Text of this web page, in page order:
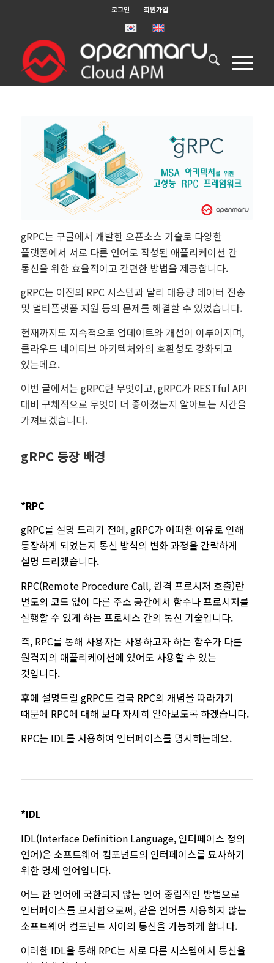
로그인 회원가입
gRPC는 구글에서 개발한 오픈소스 기술로 다양한
플랫폼에서 서로 다른 언어로 작성된 애플리케이션 간
통신을 위한 효율적이고 간편한 방법을 제공합니다.
gRPC는 이전의 RPC 시스템과 달리 대용량 데이터 전송
및 멀티플랫폼 지원 등의 문제를 해결할 수 있었습니다.
현재까지도 지속적으로 업데이트와 개선이 이루어지며,
클라우드 네이티브 아키텍처와의 호환성도 강화되고
있는데요.
이번 글에서는 gRPC란 무엇이고, gRPC가 RESTful API
대비 구체적으로 무엇이 더 좋아졌는지 알아보는 시간을
가져보겠습니다.
gRPC 등장 배경
*RPC
gRPC를 설명 드리기 전에, gRPC가 어떠한 이유로 인해
등장하게 되었는지 통신 방식의 변화 과정을 간략하게
설명 드리겠습니다.
RPC(Remote Procedure Call, 원격 프로시저 호출)란
별도의 코드 없이 다른 주소 공간에서 함수나 프로시저를
실행할 수 있게 하는 프로세스 간의 통신 기술입니다.
즉, RPC를 통해 사용자는 사용하고자 하는 함수가 다른
원격지의 애플리케이션에 있어도 사용할 수 있는
것입니다.
후에 설명드릴 gRPC도 결국 RPC의 개념을 따라가기
때문에 RPC에 대해 보다 자세히 알아보도록 하겠습니다.
RPC는 IDL를 사용하여 인터페이스를 명시하는데요.
*IDL
IDL(Interface Definition Language, 인터페이스 정의
언어)은 소프트웨어 컴포넌트의 인터페이스를 묘사하기
위한 명세 언어입니다.
어느 한 언어에 국한되지 않는 언어 중립적인 방법으로
인터페이스를 묘사함으로써, 같은 언어를 사용하지 않는
소프트웨어 컴포넌트 사이의 통신을 가능하게 합니다.
이러한 IDL을 통해 RPC는 서로 다른 시스템에서 통신을